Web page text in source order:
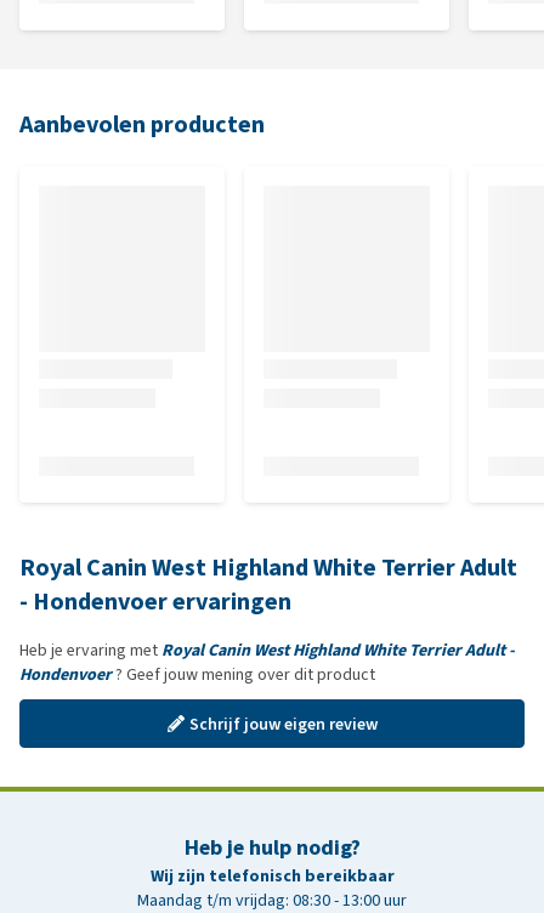
Aanbevolen producten
Royal Canin West Highland White Terrier Adult
- Hondenvoer ervaringen
Heb je ervaring met Royal Canin West Highland White Terrier Adult -
Hondenvoer? Geef jouw mening over dit product
Schrijf jouw eigen review
Heb je hulp nodig?
Wij zijn telefonisch bereikbaar
Maandag t/m vrijdag: 08:30 - 13:00 uur